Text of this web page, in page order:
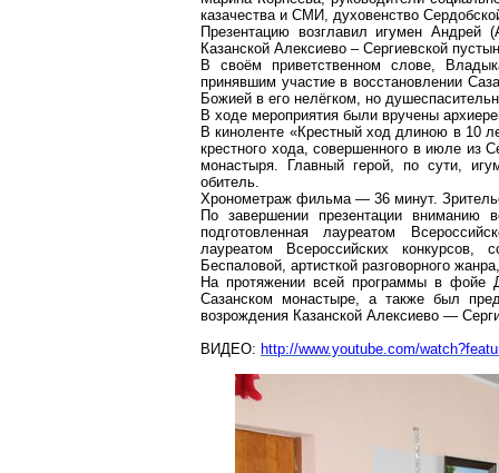
казачества и СМИ, духовенство
Презентацию возглавил игумен Андрей
Казанской Алексиево – Сергиевской
В своём приветственном слове,
принявшим участие в восстановлении
Божией в его нелёгком, но
В ходе мероприятия были вручены
В киноленте «Крестный ход длиною в 10
крестного хода, совершенного в июле из
монастыря. Главный герой, по сути,
обитель.
Хронометраж фильма — 36 минут.
По завершении презентации вниманию
подготовленная лауреатом
лауреатом Всероссийских
Беспаловой, артисткой разговорного
На протяжении всей программы в фойе
Сазанском монастыре, а также был
возрождения Казанской Алексиево —
ВИДЕО: http://www.youtube.com/